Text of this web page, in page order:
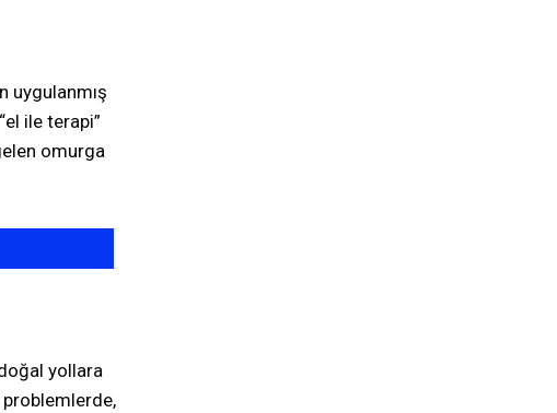
uygulanmış
ile terapi”
omurga
yollara
problemlerde,